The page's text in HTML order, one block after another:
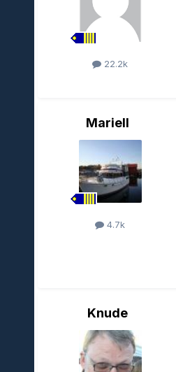
22.2k
Mariell
4.7k
Knude